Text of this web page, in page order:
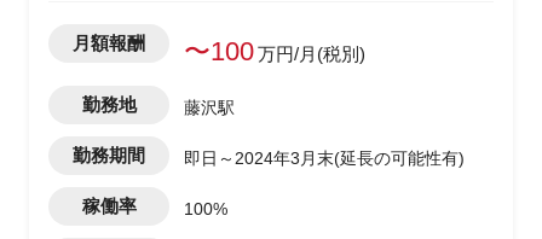
月額報酬 〜100万円/月(税別)
勤務地 藤沢駅
勤務期間 即日～2024年3月末(延長の可能性有)
稼働率 100%